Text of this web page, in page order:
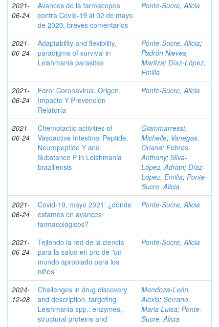
2021-
06-24
Avances de la farmacopea
contra Covid-19 al 02 de mayo
de 2020, breves comentarios
Ponte-Sucre, Alicia
2021-
06-24
Adaptability and flexibility,
paradigms of survival in
Leishmania parasites
Ponte-Sucre, Alicia;
Padrón Nieves,
Maritza; Díaz-López,
Emilia
2021-
06-24
Foro: Coronavirus, Origen,
Impacto Y Prevención
Relatoría
Ponte-Sucre, Alicia
2021-
06-24
Chemotactic activities of
Vasoactive Intestinal Peptide,
Neuropeptide Y and
Substance P in Leishmania
braziliensis
Giammarressi,
Michelle; Vanegas,
Oriana; Febres,
Anthony; Silva-
López, Adrian; Díaz-
López, Emilia; Ponte-
Sucre, Alicia
2021-
06-24
Covid-19, mayo 2021: ¿dónde
estamos en avances
farmacológicos?
Ponte-Sucre, Alicia
2021-
06-24
Tejiendo la red de la ciencia
para la salud en pro de "un
mundo apropiado para los
niños"
Ponte-Sucre, Alicia
2024-
12-08
Challenges in drug discovery
and description, targeting
Leishmania spp.: enzymes,
structural proteins and
Mendoza-León,
Alexis; Serrano,
Maria Luisa; Ponte-
Sucre, Alicia